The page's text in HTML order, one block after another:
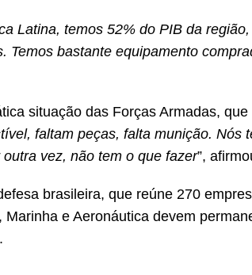
Latina, temos 52% do PIB da
bastante equipamento
situação das Forças Armadas,
faltam peças, falta munição. Nós
vez, não tem o que fazer”,
brasileira, que reúne 270
e Aeronáutica devem